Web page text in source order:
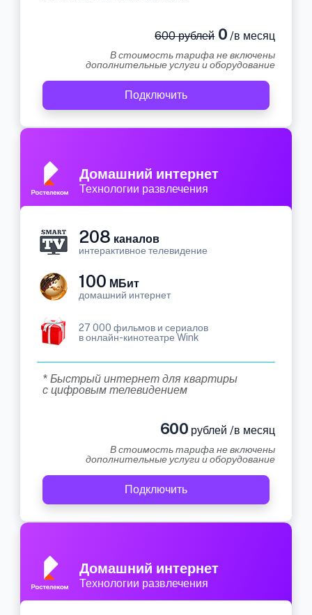
600 рублей0 /в месяц
В стоимость тарифа не включены
дополнительные услуги и оборудование
Подключить
Домашний интернет
Технологии развлечения
208 каналов
интерактивное телевидение
100 МБит
домашний интернет
27 000 фильмов и сериалов
в онлайн-кинотеатре Wink
* Быстрый интернет для квартиры
с цифровым телевидением
600 рублей /в месяц
В стоимость тарифа не включены
дополнительные услуги и оборудование
Подключить
Домашний интернет
Технологии развлечения